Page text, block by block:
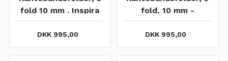
fold 10 mm . Inspira
DKK 995,00
fold, 10 mm -
universal
DKK 995,00